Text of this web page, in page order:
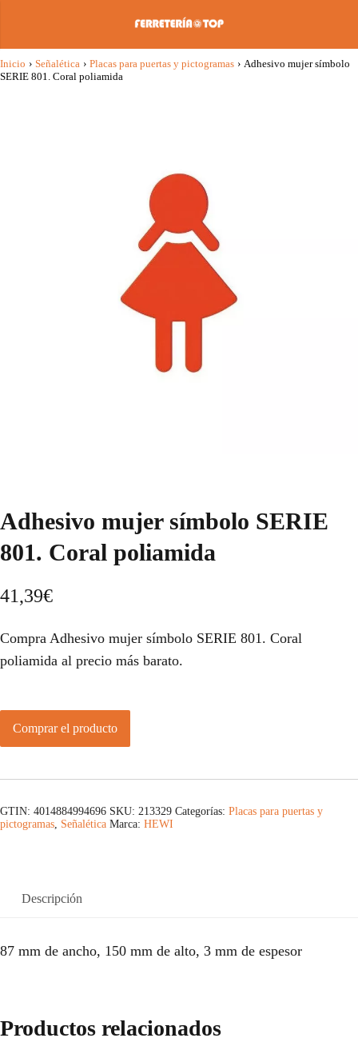
Inicio › Señalética › Placas para puertas y pictogramas › Adhesivo mujer símbolo
SERIE 801. Coral poliamida
Adhesivo mujer símbolo SERIE
801. Coral poliamida
41,39€
Compra Adhesivo mujer símbolo SERIE 801. Coral
poliamida al precio más barato.
Comprar el producto
GTIN: 4014884994696 SKU: 213329 Categorías: Placas para puertas y
pictogramas, Señalética Marca: HEWI
Descripción
87 mm de ancho, 150 mm de alto, 3 mm de espesor
Productos relacionados